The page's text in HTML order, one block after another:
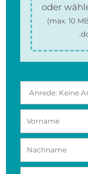
oder
(max. 10